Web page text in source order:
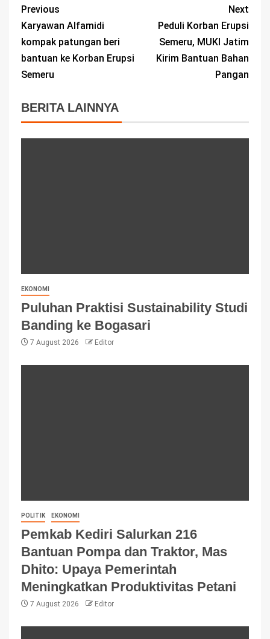
Previous
Karyawan Alfamidi
kompak patungan beri
bantuan ke Korban Erupsi
Semeru
Next
Peduli Korban Erupsi
Semeru, MUKI Jatim
Kirim Bantuan Bahan
Pangan
BERITA LAINNYA
EKONOMI
Puluhan Praktisi Sustainability Studi
Banding ke Bogasari
7 August 2026 Editor
POLITIK EKONOMI
Pemkab Kediri Salurkan 216
Bantuan Pompa dan Traktor, Mas
Dhito: Upaya Pemerintah
Meningkatkan Produktivitas Petani
7 August 2026 Editor